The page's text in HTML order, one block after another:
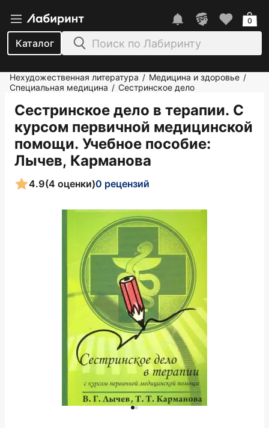
Каталог
0
Нехудожественная литература / Медицина и здоровье /
Специальная медицина / Сестринское дело
Сестринское дело в терапии. С
курсом первичной медицинской
помощи. Учебное пособие:
Лычев, Карманова
4.9(4 оценки)0 рецензий